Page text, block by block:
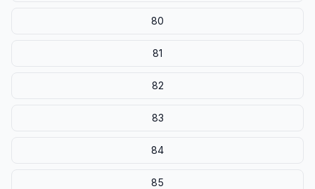
80
81
82
83
84
85